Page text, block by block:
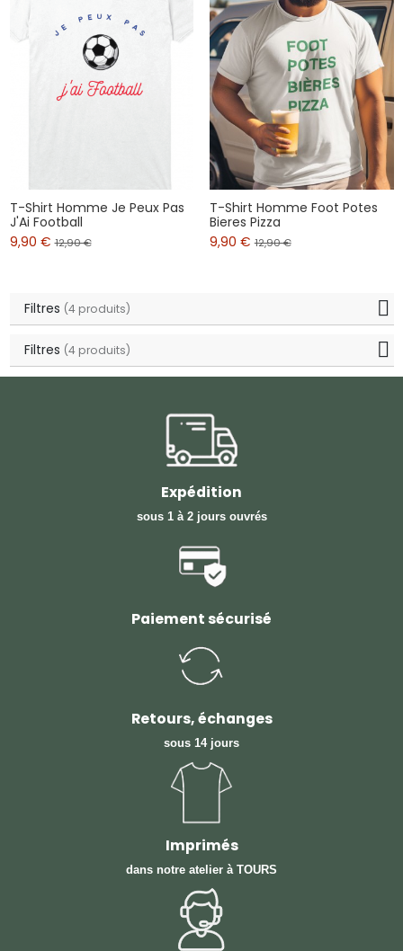
T-Shirt Homme Je Peux Pas
J'Ai Football
9,90 €12,90 €
T-Shirt Homme Foot Potes
Bieres Pizza
9,90 €12,90 €
Filtres (4 produits)
Filtres (4 produits)
Expédition
sous 1 à 2 jours ouvrés
Paiement sécurisé
Retours, échanges
sous 14 jours
Imprimés
dans notre atelier à TOURS